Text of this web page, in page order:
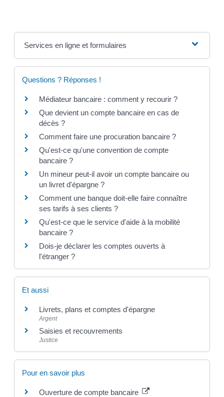
Services en ligne et formulaires
Questions ? Réponses !
Médiateur bancaire : comment y recourir ?
Que devient un compte bancaire en cas de
décès ?
Comment faire une procuration bancaire ?
Qu'est-ce qu'une convention de compte
bancaire ?
Un mineur peut-il avoir un compte bancaire ou
un livret d'épargne ?
Comment une banque doit-elle faire connaître
ses tarifs à ses clients ?
Qu'est-ce que le service d'aide à la mobilité
bancaire ?
Dois-je déclarer les comptes ouverts à
l'étranger ?
Et aussi
Livrets, plans et comptes d'épargne
Argent
Saisies et recouvrements
Justice
Pour en savoir plus
Ouverture de compte bancaire